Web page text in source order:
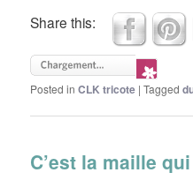
Share this:
Posted in CLK tricote |Tagged
C’est la maille